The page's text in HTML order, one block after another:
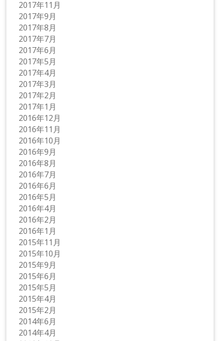
2017年11月
2017年9月
2017年8月
2017年7月
2017年6月
2017年5月
2017年4月
2017年3月
2017年2月
2017年1月
2016年12月
2016年11月
2016年10月
2016年9月
2016年8月
2016年7月
2016年6月
2016年5月
2016年4月
2016年2月
2016年1月
2015年11月
2015年10月
2015年9月
2015年6月
2015年5月
2015年4月
2015年2月
2014年6月
2014年4月